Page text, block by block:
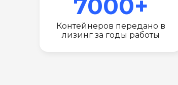
7000+
Контейнеров передано в
лизинг за годы работы